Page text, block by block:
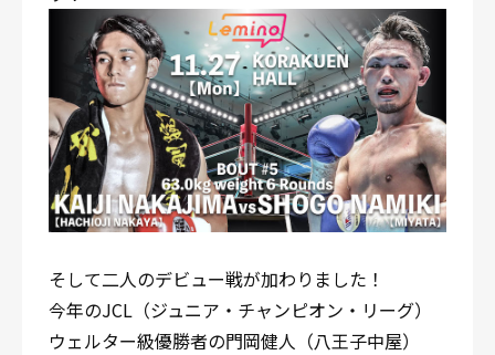
そして二人のデビュー戦が加わりました！
今年のJCL（ジュニア・チャンピオン・リーグ）
ウェルター級優勝者の門岡健人（八王子中屋）